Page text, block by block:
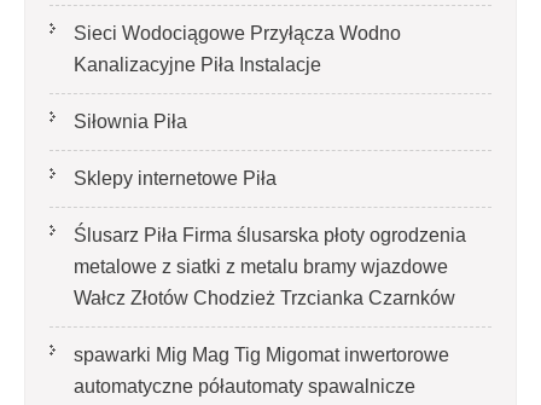
Sieci Wodociągowe Przyłącza Wodno
Kanalizacyjne Piła Instalacje
Siłownia Piła
Sklepy internetowe Piła
Ślusarz Piła Firma ślusarska płoty ogrodzenia
metalowe z siatki z metalu bramy wjazdowe
Wałcz Złotów Chodzież Trzcianka Czarnków
spawarki Mig Mag Tig Migomat inwertorowe
automatyczne półautomaty spawalnicze